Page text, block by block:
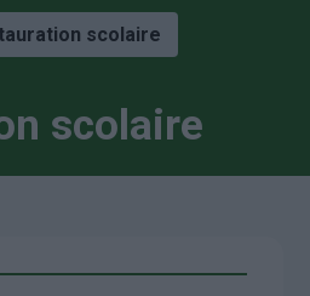
scolaire
scolaire